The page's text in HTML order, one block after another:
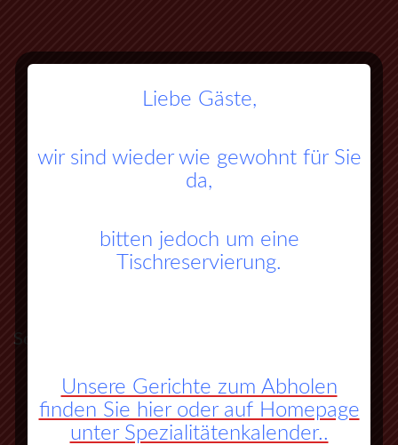
So finden Sie zu uns:
A45 Frankfurt – Dortmund (Sauerlandlinie)
Abfahrt Herborn Süd (Nr. 27)
Liebe Gäste,
wir sind wieder wie gewohnt für Sie
da,
bitten jedoch um eine
Tischreservierung.
Unsere Gerichte zum Abholen
finden Sie hier oder auf Homepage
unter Spezialitätenkalender..